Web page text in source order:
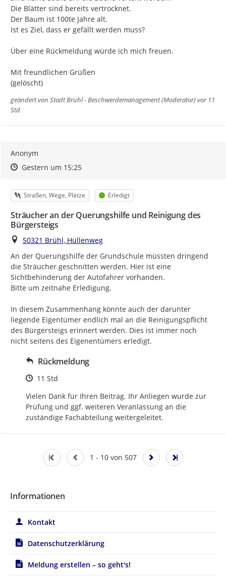
Die Blätter sind bereits vertrocknet.
Der Baum ist 100te Jahre alt.
Ist es Ziel, dass er gefällt werden muss?
Über eine Rückmeldung würde ich mich freuen.
Mit freundlichen Grüßen
(gelöscht)
geändert von Stadt Brühl - Beschwerdemanagement (Moderator)vor 11
Std
Anonym
Zeitpunkt des Erstellens
Zeitpunkt des Erstellens
Gestern um 15:25Zur Äußerung
Kategorie
Straßen, Wege, Plätze Status
Erledigt
Sträucher an der Querungshilfe und Reinigung des
Bürgersteigs
Ort
50321 Brühl, Hüllenweg
An der Querungshilfe der Grundschule müssten dringend
die Sträucher geschnitten werden. Hier ist eine
Sichtbehinderung der Autofahrer vorhanden.
Bitte um zeitnahe Erledigung.
In diesem Zusammenhang könnte auch der darunter
liegende Eigentümer endlich mal an die Reinigungspflicht
des Bürgersteigs erinnert werden. Dies ist immer noch
nicht seitens des Eigenentümers erledigt.
Rückmeldung
Zeitpunkt des Erstellens
11 Std
Vielen Dank für Ihren Beitrag. Ihr Anliegen wurde zur
Prüfung und ggf. weiteren Veranlassung an die
zuständige Fachabteilung weitergeleitet.
1 - 10 von 507
Informationen
Kontakt
Datenschutzerklärung
Meldung erstellen – so geht's!